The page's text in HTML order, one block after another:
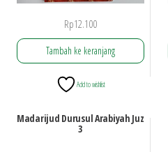
Rp12.100
Tambah ke keranjang
Add to wishlist
Madarijud Durusul Arabiyah Juz
3